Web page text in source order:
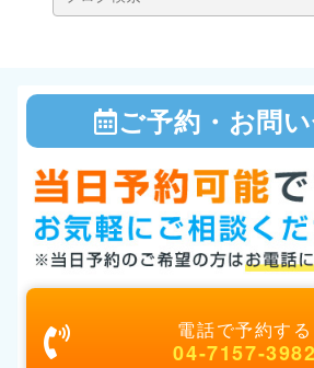
ご予約・お問
電話で予約する
04-7157-3982